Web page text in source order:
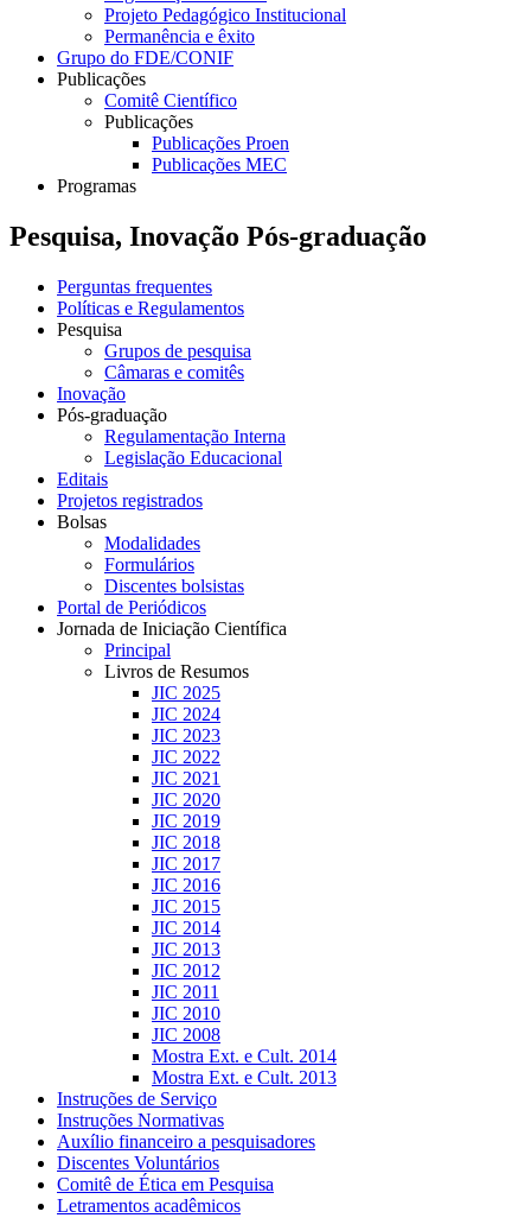
Projeto Pedagógico Institucional
Permanência e êxito
Grupo do FDE/CONIF
Publicações
Comitê Científico
Publicações
Publicações Proen
Publicações MEC
Programas
Pesquisa, Inovação Pós-graduação
Perguntas frequentes
Políticas e Regulamentos
Pesquisa
Grupos de pesquisa
Câmaras e comitês
Inovação
Pós-graduação
Regulamentação Interna
Legislação Educacional
Editais
Projetos registrados
Bolsas
Modalidades
Formulários
Discentes bolsistas
Portal de Periódicos
Jornada de Iniciação Científica
Principal
Livros de Resumos
JIC 2025
JIC 2024
JIC 2023
JIC 2022
JIC 2021
JIC 2020
JIC 2019
JIC 2018
JIC 2017
JIC 2016
JIC 2015
JIC 2014
JIC 2013
JIC 2012
JIC 2011
JIC 2010
JIC 2008
Mostra Ext. e Cult. 2014
Mostra Ext. e Cult. 2013
Instruções de Serviço
Instruções Normativas
Auxílio financeiro a pesquisadores
Discentes Voluntários
Comitê de Ética em Pesquisa
Letramentos acadêmicos